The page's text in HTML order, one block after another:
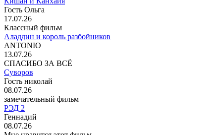
Гость Ольга
17.07.26
Классный фильм
Аладдин и король разбойников
ANTONIO
13.07.26
СПАСИБО ЗА ВСЁ
Суворов
Гость николай
08.07.26
замечательный фильм
РЭД 2
Геннадий
08.07.26